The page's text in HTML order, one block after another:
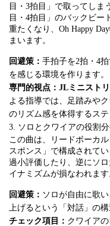
目・3拍目」で取ってしま
目・4拍目」のバックビー
重たくなり、Oh Happy
まいます。
回避策： 手拍子を2拍・4
を感じる環境を作ります。
専門的視点： JLミニスト
よる指導では、足踏みや
のリズム感を体得するステ
3. ソロとクワイアの役割
この曲は、リードボーカ
スポンス」で構成されて
過小評価したり、逆にソ
イナミズムが損なわれます
回避策： ソロが自由に歌
上げるという「対話」の
チェック項目： クワイア